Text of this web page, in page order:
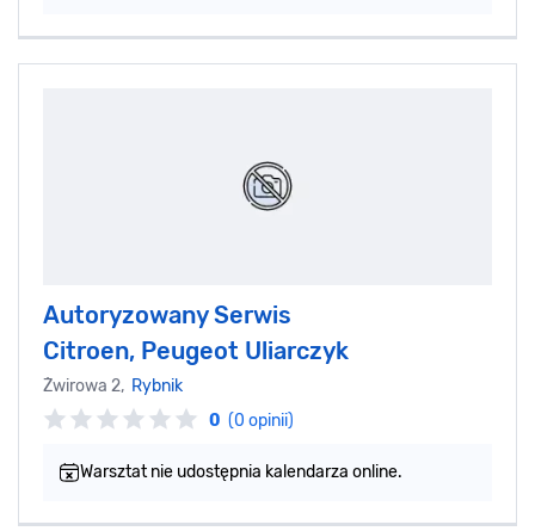
Autoryzowany Serwis
Citroen, Peugeot Uliarczyk
Żwirowa 2, Rybnik
0 (0 opinii)
Warsztat nie udostępnia kalendarza online.